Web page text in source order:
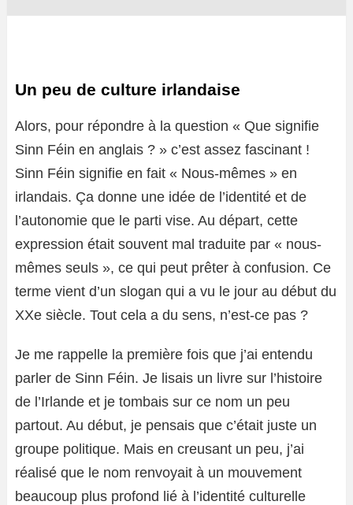
Un peu de culture irlandaise
Alors, pour répondre à la question « Que signifie
Sinn Féin en anglais ? » c’est assez fascinant !
Sinn Féin signifie en fait « Nous-mêmes » en
irlandais. Ça donne une idée de l’identité et de
l’autonomie que le parti vise. Au départ, cette
expression était souvent mal traduite par « nous-
mêmes seuls », ce qui peut prêter à confusion. Ce
terme vient d’un slogan qui a vu le jour au début du
XXe siècle. Tout cela a du sens, n’est-ce pas ?
Je me rappelle la première fois que j’ai entendu
parler de Sinn Féin. Je lisais un livre sur l’histoire
de l’Irlande et je tombais sur ce nom un peu
partout. Au début, je pensais que c’était juste un
groupe politique. Mais en creusant un peu, j’ai
réalisé que le nom renvoyait à un mouvement
beaucoup plus profond lié à l’identité culturelle